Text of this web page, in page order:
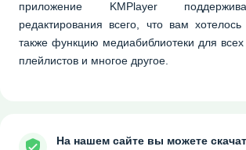
приложение KMPlayer
редактирования всего, что вам
также функцию медиабиблиотеки для
плейлистов и многое другое.
На нашем сайте вы можете